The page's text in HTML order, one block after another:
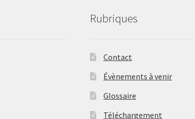
Rubriques
Contact
Évènements à venir
Glossaire
Téléchargement